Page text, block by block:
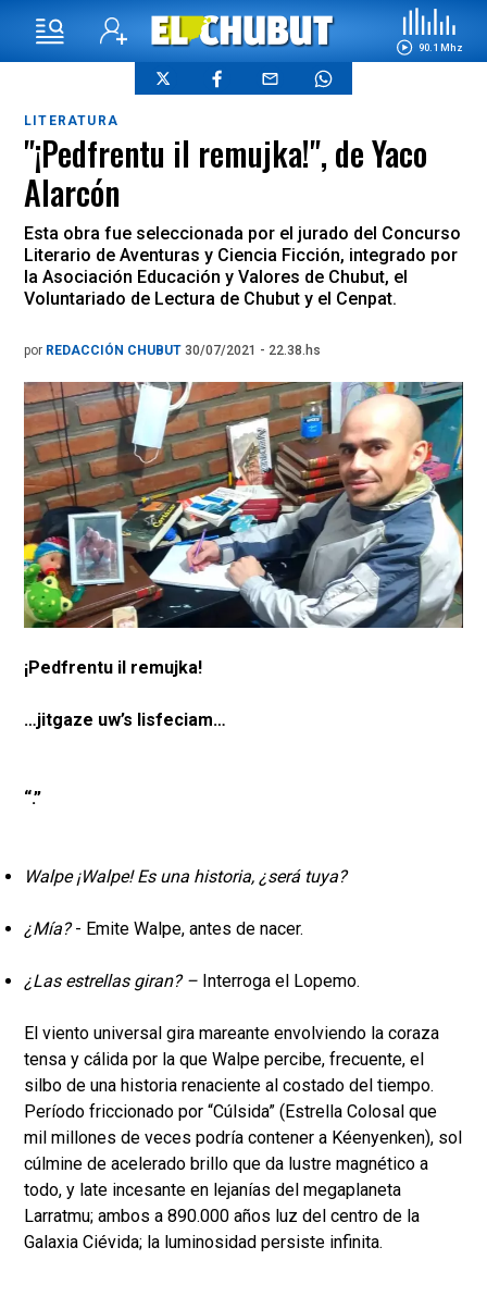
90.1 Mhz
LITERATURA
"¡Pedfrentu il remujka!", de Yaco
Alarcón
Esta obra fue seleccionada por el jurado del Concurso
Literario de Aventuras y Ciencia Ficción, integrado por
la Asociación Educación y Valores de Chubut, el
Voluntariado de Lectura de Chubut y el Cenpat.
por REDACCIÓN CHUBUT 30/07/2021 - 22.38.hs
¡Pedfrentu il remujka!
…jitgaze uw’s lisfeciam…
“.”
Walpe ¡Walpe! Es una historia, ¿será tuya?
¿Mía?- Emite Walpe, antes de nacer.
¿Las estrellas giran? – Interroga el Lopemo.
El viento universal gira mareante envolviendo la coraza
tensa y cálida por la que Walpe percibe, frecuente, el
silbo de una historia renaciente al costado del tiempo.
Período friccionado por “Cúlsida” (Estrella Colosal que
mil millones de veces podría contener a Kéenyenken), sol
cúlmine de acelerado brillo que da lustre magnético a
todo, y late incesante en lejanías del megaplaneta
Larratmu; ambos a 890.000 años luz del centro de la
Galaxia Ciévida; la luminosidad persiste infinita.